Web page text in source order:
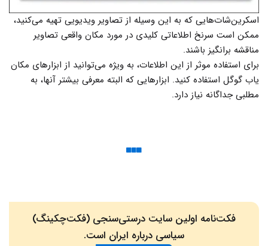
اسکرین‌شات‌هایی که به این وسیله از تصاویر ویدیویی تهیه می‌کنید،
ممکن است سرنخ اطلاعاتی کلیدی در مورد مکان واقعی تصاویر
مناقشه برانگیز باشند.
برای استفاده موثر از این اطلاعات، به ویژه می‌توانید از ابزارهای مکان
یاب گوگل استفاده کنید. ابزارهایی که البته معرفی بیشتر آنها، به
مطلبی جداگانه نیاز دارد.
فکت‌نامه اولین سایت درستی‌سنجی (فکت‌چکینگ)
سیاسی درباره ایران است.